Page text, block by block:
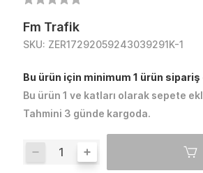
Fm Trafik
SKU: ZER17292059243039291K-1
Bu ürün için minimum 1 ürün
Bu ürün 1 ve katları olarak sepete
Tahmini 3 günde kargoda.